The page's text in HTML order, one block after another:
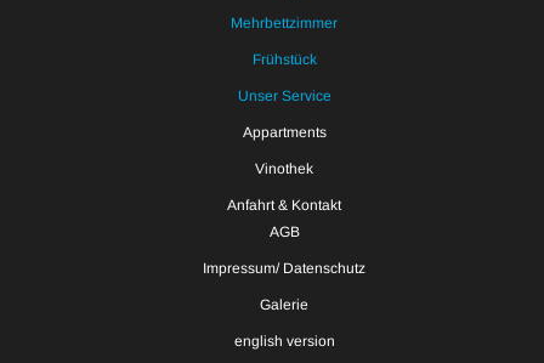
Mehrbettzimmer
Frühstück
Unser Service
Appartments
Vinothek
Anfahrt & Kontakt
AGB
Impressum/ Datenschutz
Galerie
english version